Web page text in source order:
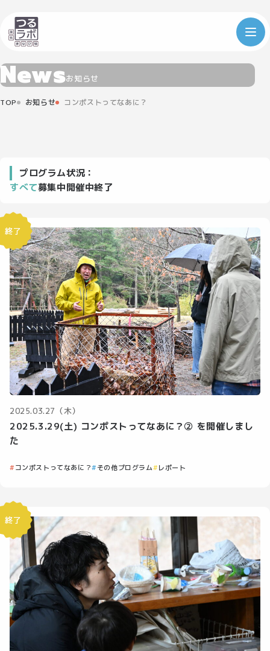
Newsお知らせ
TOP お知らせ コンポストってなあに？
プログラム状況：
すべて募集中開催中終了
終了
2025.03.27（木）
2025.3.29(土) コンポストってなあに？② を開催しまし
た
コンポストってなあに？ その他プログラム レポート
終了